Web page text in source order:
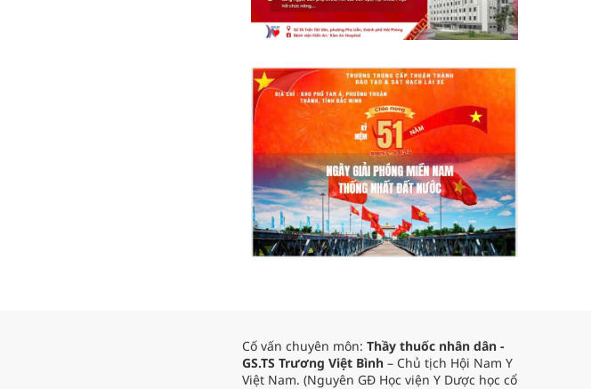
Cố vấn chuyên môn: Thầy thuốc nhân dân -
GS.TS Trương Việt Bình – Chủ tịch Hội Nam Y
Việt Nam. (Nguyên GĐ Học viện Y Dược học cổ